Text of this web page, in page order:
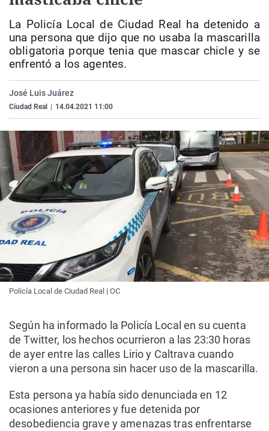
Gente viajera
Como el perro y el
Retornados
Equipo de
Galicia
La Rioja
Televisión
Elecciones
La Policía Local de Ciudad Real ha detenido a
una persona que dijo que no usaba la mascarilla
obligatoria porque tenia que mascar chicle y se
enfrentó a los agentes.
José Luis Juárez
Ciudad Real 14.04.2021 11:00
Policía Local de Ciudad Real | OC
Según ha informado la Policía Local en su cuenta
de Twitter, los hechos ocurrieron a las 23:30 horas
de ayer entre las calles Lirio y Caltrava cuando
vieron a una persona sin hacer uso de la mascarilla.
Esta persona ya había sido denunciada en 12
ocasiones anteriores y fue detenida por
desobediencia grave y amenazas tras enfrentarse